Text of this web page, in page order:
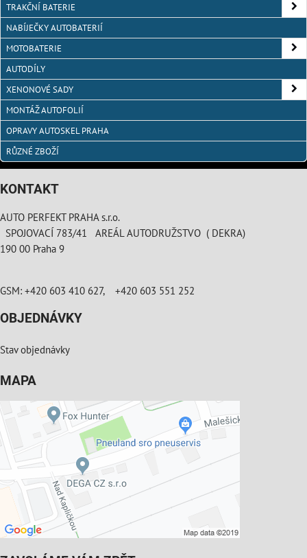
TRAKČNÍ BATERIE
NABÍJEČKY AUTOBATERIÍ
MOTOBATERIE
AUTODÍLY
XENONOVÉ SADY
MONTÁŽ AUTOFOLIÍ
OPRAVY AUTOSKEL PRAHA
RŮZNÉ ZBOŽÍ
KONTAKT
AUTO PERFEKT PRAHA s.r.o.
SPOJOVACÍ 783/41 AREÁL AUTODRUŽSTVO ( DEKRA)
190 00 Praha 9
GSM: +420 603 410 627, +420 603 551 252
OBJEDNÁVKY
Stav objednávky
MAPA